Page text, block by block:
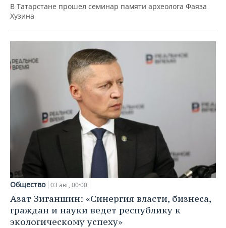
В Татарстане прошел семинар памяти археолога Фаяза
Хузина
Общество 03 авг, 00:00
Азат Зиганшин: «Синергия власти, бизнеса,
граждан и науки ведет республику к
экологическому успеху»